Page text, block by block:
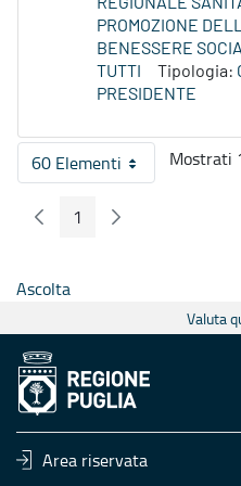
REGIONALE
PROMOZIONE
BENESSERE
TUTTI
Tipologia:
PRESIDENTE
60 ElementiPer pagina
Mostrati
Pagina Precedente
Pagina
1 Pagina Seguente
Ascolta
Valuta
Area riservata